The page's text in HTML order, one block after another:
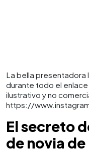
La bella presentadora
durante todo el
ilustrativo y no
https://
El secreto
de novia